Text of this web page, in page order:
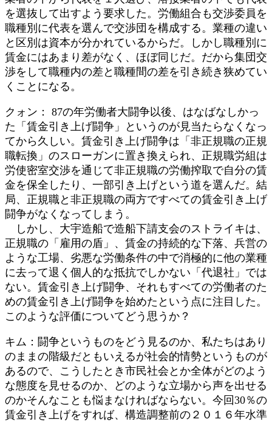
を選抜して出すよう要求した。労働組合も交渉委員を
職種別に代表を選んで交渉団を構成する。業種の違い
と区別は資本が分かれているからだ。しかし職種別に
賃金にはあまり差がなく、ほぼ同じだ。だから集団交
渉をして職種内の差と職種間の差を引き続き狭めてい
くことになる。
クォン： 87の年労働者大闘争以後、はなばなしかっ
た「賃金引き上げ闘争」というのが見当たらなくなっ
てから久しい。賃金引き上げ闘争は「非正規職の正規
職転換」のスローガンに置き換えられ、正規職労組は
労使密室交渉を通じて非正規職の労働搾取で自分の賃
金を保全したり、一部引き上げという道を選んだ。結
局、正規職と非正規職の両方ですべての賃金引き上げ
闘争がなくなってしまう。
しかし、大宇造船で造船下請支会のストライキは、
正規職の「雇用の盾」、賃金の持続的な下落、兵営の
ような工場、劣悪な労働条件の中で消極的に他の業種
に去って退く個人的な抵抗でしかない「代退社」では
ない。賃金引き上げ闘争、それもすべての労働者のた
めの賃金引き上げ闘争を始めたという点に注目した。
このような評価についてどう思うか？
キム：闘争というものをどう見るのか、私たちはあり
のままの階級だともいえるが社会的情勢というものが
あるので、こうしたとき市民社会とか全体がどのよう
な態度を見せるのか、どのような立場から声を出せる
のかそんなことも悩まなければならない。今回30％の
賃金引き上げをすれば、構造調整前の２０１６年水準